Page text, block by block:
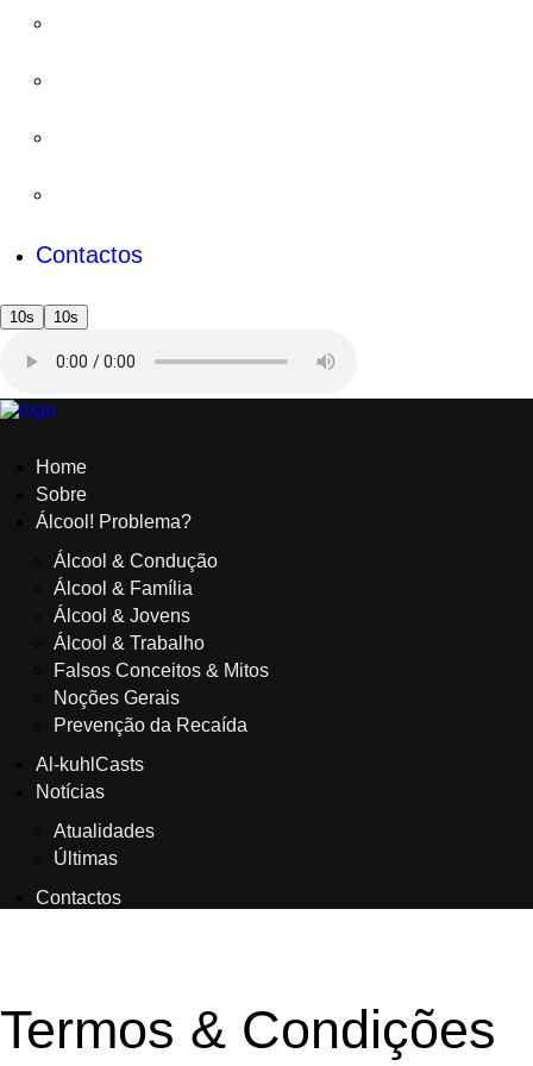
Contactos
10s 10s
Home
Sobre
Álcool! Problema?
Álcool & Condução
Álcool & Família
Álcool & Jovens
Álcool & Trabalho
Falsos Conceitos & Mitos
Noções Gerais
Prevenção da Recaída
Al-kuhlCasts
Notícias
Atualidades
Últimas
Contactos
Termos & Condições